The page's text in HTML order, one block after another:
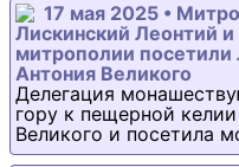
17 мая 2025 •
Лискинский Леонтий
митрополии посетили
Антония Великого
Делегация
гору к пещерной
Великого и посетила